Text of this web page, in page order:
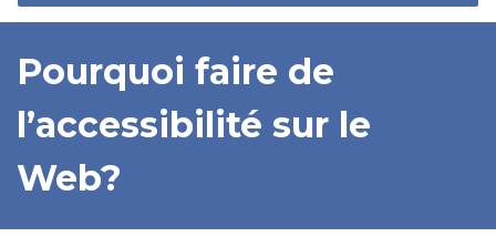
Pourquoi faire de
l’accessibilité sur le
Web?